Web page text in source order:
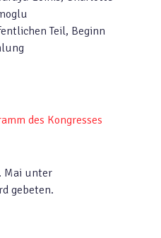
Teil, Beginn
des Kongresses
Mai unter
gebeten.